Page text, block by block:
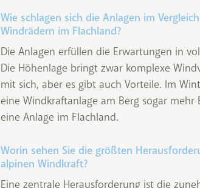
Wie schlagen sich die Anlagen im
Windrädern im Flachland?
Die Anlagen erfüllen die Erwartungen in
Die Höhenlage bringt zwar komplexe
mit sich, aber es gibt auch Vorteile. Im
eine Windkraftanlage am Berg sogar mehr
eine Anlage im Flachland.
Worin sehen Sie die größten
alpinen Windkraft?
Eine zentrale Herausforderung ist die